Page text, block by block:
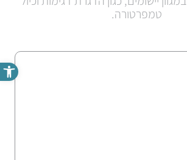
טמפרטורה.
פתח סרגל נגישות